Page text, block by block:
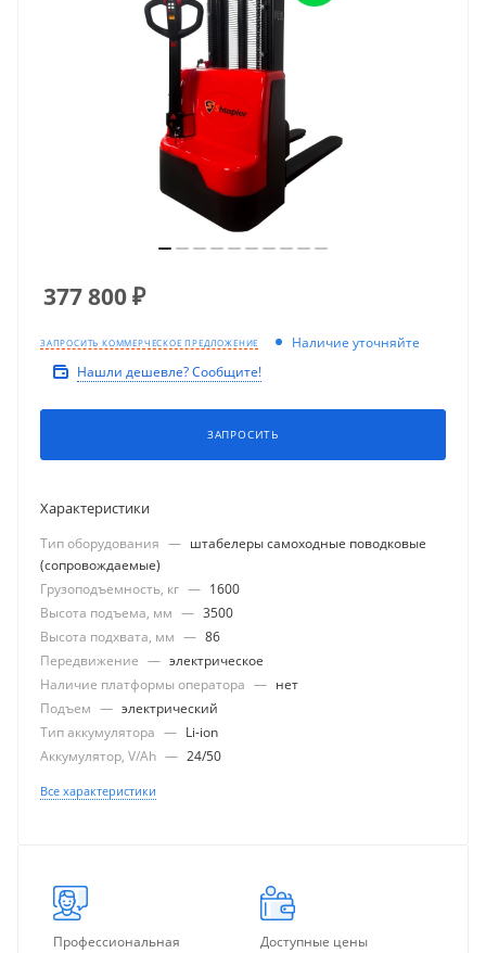
377 800₽
ЗАПРОСИТЬ КОММЕРЧЕСКОЕ ПРЕДЛОЖЕНИЕ
Наличие уточняйте
Нашли дешевле? Сообщите!
ЗАПРОСИТЬ
Характеристики
Тип оборудования — штабелеры самоходные поводковые
(сопровождаемые)
Грузоподъемность, кг — 1600
Высота подъема, мм — 3500
Высота подхвата, мм — 86
Передвижение — электрическое
Наличие платформы оператора — нет
Подъем — электрический
Тип аккумулятора — Li-ion
Аккумулятор, V/Ah — 24/50
Все характеристики
Профессиональная
Доступные цены